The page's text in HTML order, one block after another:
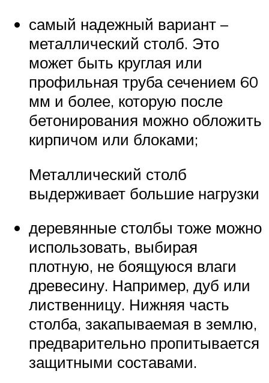
самый надежный вариант –
металлический столб. Это
может быть круглая или
профильная труба сечением 60
мм и более, которую после
бетонирования можно обложить
кирпичом или блоками;
Металлический столб
выдерживает большие нагрузки
деревянные столбы тоже можно
использовать, выбирая
плотную, не боящуюся влаги
древесину. Например, дуб или
лиственницу. Нижняя часть
столба, закапываемая в землю,
предварительно пропитывается
защитными составами.